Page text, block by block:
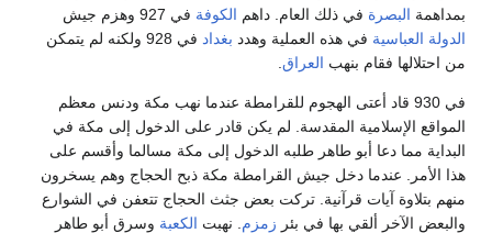
البصرةفي ذلك العام. داهمالكوفةفي 927 وهزم جيش
العباسيةفي هذه العملية وهددبغداد
في 928 ولكنه لم يتمكن
احتلالها فقام بنهبالعراق.
في 930 قاد أعتى الهجوم للقرامطة عندما نهب مكة ودنس معظم
الإسلامية المقدسة. لم يكن قادر على الدخول إلى مكة في
مما دعا أبو طاهر طلبه الدخول إلى مكة مسالما وأقسم على
الأمر. عندما دخل جيش القرامطة مكة ذبح الحجاج وهم يسخرون
بتلاوة آيات قرآنية. تركت بعض جثث الحجاج تتعفن في الشوارع
الآخر ألقي بها في بئر زمزم . نهبتالكعبةوسرق أبو طاهر